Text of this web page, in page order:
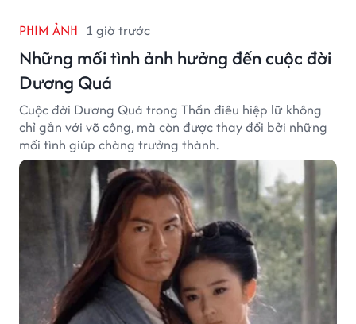
PHIM ẢNH 1 giờ trước
Những mối tình ảnh hưởng đến cuộc đời
Dương Quá
Cuộc đời Dương Quá trong Thần điêu hiệp lữ không
chỉ gắn với võ công, mà còn được thay đổi bởi những
mối tình giúp chàng trưởng thành.